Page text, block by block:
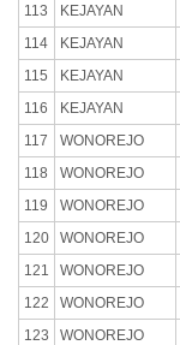
113
KEJAYAN
114
KEJAYAN
115
KEJAYAN
116
KEJAYAN
117
WONOREJO
118
WONOREJO
119
WONOREJO
120
WONOREJO
121
WONOREJO
122
WONOREJO
123
WONOREJO